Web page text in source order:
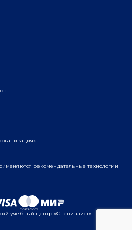
2-й подъезд, 2-й этаж
корп.2, 5-й этаж
2, бизнес-центр «Виктория
рекомендательные технологии
учебный центр «Специалист»